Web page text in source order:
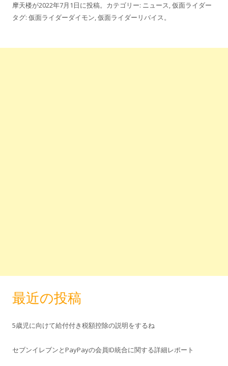
摩天楼が2022年7月1日に投稿。カテゴリー: ニュース,仮面ライダー
タグ: 仮面ライダーダイモン,仮面ライダーリバイス。
最近の投稿
5歳児に向けて給付付き税額控除の説明をするね
セブンイレブンとPayPayの会員ID統合に関する詳細レポート